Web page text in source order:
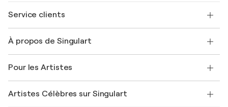
Service clients
Expédition
Offrir une carte cadeau
Rejoignez notre programme commercial
Mon compte
À propos de Singulart
FAQ
Magazine Singulart
Pour les Artistes
Se connecter en tant qu'Artiste
Artistes Célèbres sur Singulart